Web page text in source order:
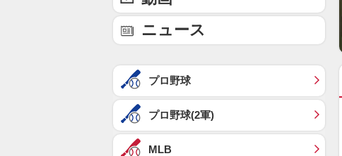
ニュース
プロ野球
プロ野球(2軍)
MLB